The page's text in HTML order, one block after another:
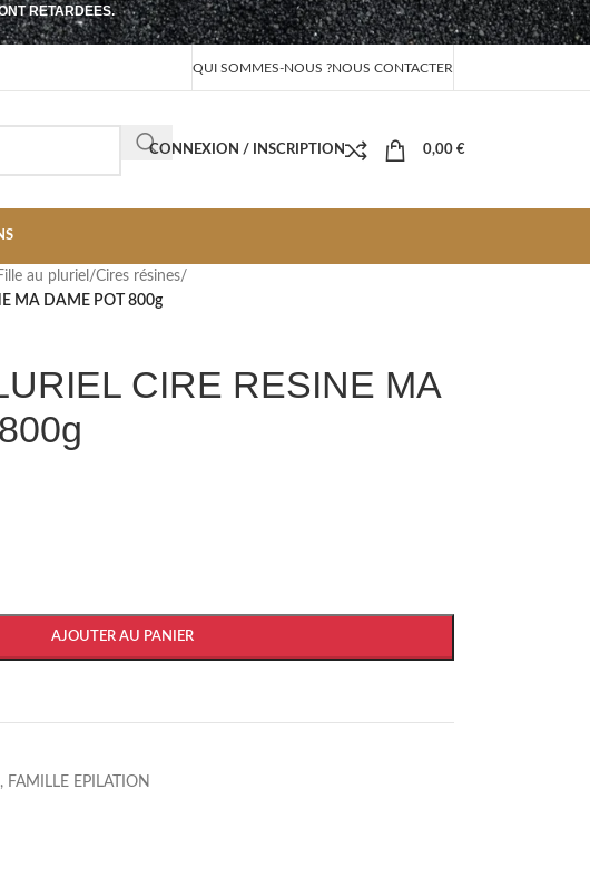
RETARDEES.
QUI SOMMES-NOUS ?NOUS CONTACTER
CONNEXION / INSCRIPTION 0,00 €
au pluriel /Cires résines/
MA DAME POT 800g
CIRE RESINE MA
AJOUTER AU PANIER
, FAMILLE EPILATION